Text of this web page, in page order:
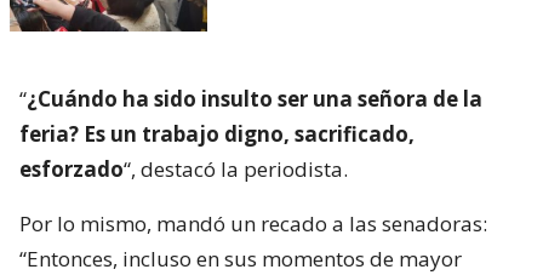
“¿Cuándo ha sido insulto ser una señora de la
feria? Es un trabajo digno, sacrificado,
esforzado“, destacó la periodista.
Por lo mismo, mandó un recado a las senadoras:
“Entonces, incluso en sus momentos de mayor